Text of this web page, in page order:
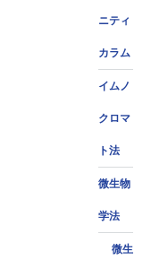
ニティ
カラム
イムノ
クロマ
ト法
微生物
学法
微生